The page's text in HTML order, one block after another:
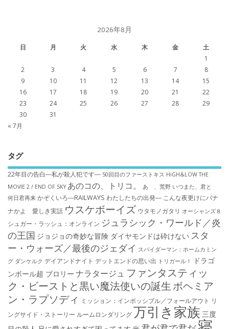
2026年8月
日 月 火 水 木 金
土
1
2
3 4 5 6 7
8
9
10 11 12 13 14
15
16
17 18 19 20 21
22
23
24 25 26 27 28
29
30
31
« 7月
タグ
22年目の告白―私が殺人犯です― 50回目のファーストキス HiGH&LOW THE
MOVIE 2 / END OF SKY あのコの、トリコ。 あゝ、荒野 いつまた、君と
何日君再来 かぞくいろ―RAILWAYS わたしたちの出発― こんな夜更けにバナ
ナかよ 愛しき実話 ウスケボーイズ ウタモノガタリ オーシャンズ８
シュガー・ラッシュ：オ​ンライン ジュラシック・ワールド／炎
の王国 ジョジョの奇妙な冒険 ダイヤモンドは砕けない スタ
ー・ウォーズ／最後のジェダイ スパイダーマン：ホームカミン
グ ダンケルク デイアンドナイト デットエンドの思い出 トリガール！
ドラゴ
ンボール超 ブロリー ナラタージュ ファンタスティッ
ク・ビーストと黒い魔法使いの誕生 ボヘミア
ン・ラプソディ ミッション：インポッシブル／フォールアウト リ
ングサイド・ストーリー ルームロンダリング万引き家族 三度